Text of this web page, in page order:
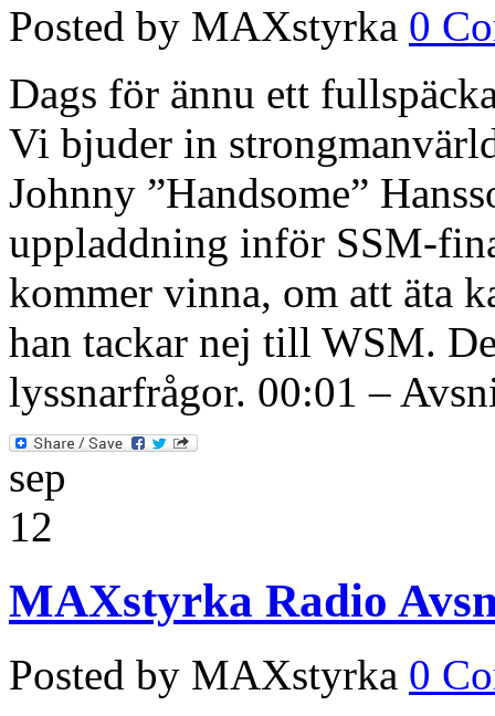
Posted by MAXstyrka 0
Dags för ännu ett
Vi bjuder in
Johnny ”Handsome”
uppladdning inför SSM-
kommer vinna, om att äta
han tackar nej till WSM.
lyssnarfrågor. 00:01 –
sep
12
MAXstyrka Radio
Posted by MAXstyrka 0